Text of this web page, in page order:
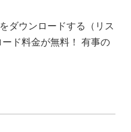
ダウンロードする（リス
ド料金が無料！ 有事の